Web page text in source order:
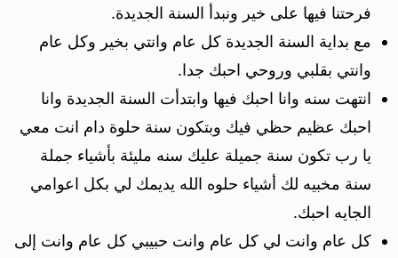
فرحتنا فيها على خير ونبدأ السنة الجديدة.
مع بداية السنة الجديدة كل عام وانتي بخير وكل عام
وانتي بقلبي وروحي احبك جدا.
انتهت سنه وانا احبك فيها وابتدأت السنة الجديدة وانا
احبك عظيم حظي فيك وبتكون سنة حلوة دام انت معي
يا رب تكون سنة جميلة عليك سنه مليئة بأشياء جملة
سنة مخبيه لك أشياء حلوه الله يديمك لي بكل اعوامي
الجايه احبك.
كل عام وانت لي كل عام وانت حبيبي كل عام وانت إلى